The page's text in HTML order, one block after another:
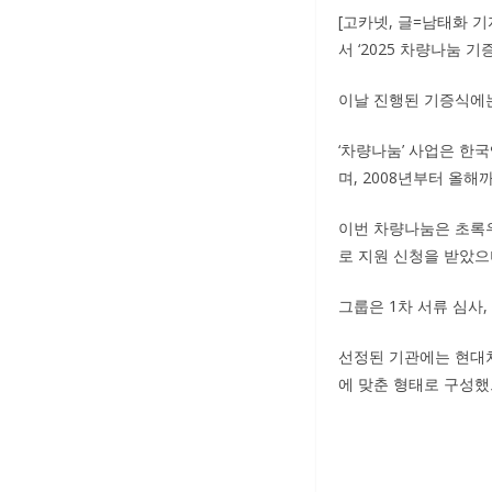
[고카넷, 글=남태화
서 ‘2025 차량나눔 기
이날 진행된 기증식
‘차량나눔’ 사업은 한
며, 2008년부터 올해
이번 차량나눔은 초
로 지원 신청을 받았
그룹은 1차 서류 심사
선정된 기관에는 현
에 맞춘 형태로 구성